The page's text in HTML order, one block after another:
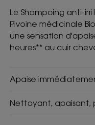
Le Shampoing anti-
Pivoine médicinale
une sensation
heures** au cuir
Apaise
Nettoyant,